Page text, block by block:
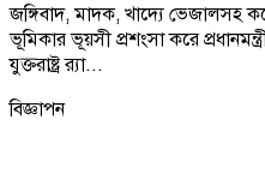
জঙ্গিবাদ, মাদক, খাদ্যে ভেজালসহ
ভূমিকার ভূয়সী প্রশংসা করে
যুক্তরাষ্ট্র র‌্যা...
বিজ্ঞাপন